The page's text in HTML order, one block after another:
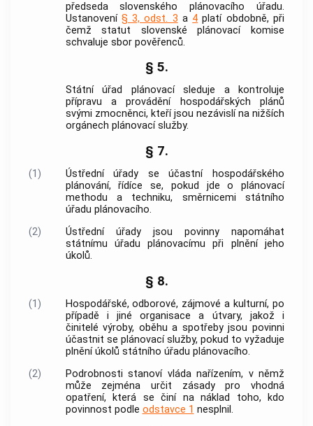
předseda slovenského plánovacího úřadu.
Ustanovení § 3, odst. 3 a 4 platí obdobně, při
čemž statut slovenské plánovací komise
schvaluje sbor pověřenců.
§ 5.
Státní úřad plánovací sleduje a kontroluje
přípravu a provádění hospodářských plánů
svými zmocněnci, kteří jsou nezávislí na nižších
orgánech plánovací služby.
§ 7.
(1)
Ústřední úřady se účastní hospodářského
plánování, řídíce se, pokud jde o plánovací
methodu a techniku, směrnicemi státního
úřadu plánovacího.
(2)
Ústřední úřady jsou povinny napomáhat
státnímu úřadu plánovacímu při plnění jeho
úkolů.
§ 8.
(1)
Hospodářské, odborové, zájmové a kulturní, po
případě i jiné organisace a útvary, jakož i
činitelé výroby, oběhu a spotřeby jsou povinni
účastnit se plánovací služby, pokud to vyžaduje
plnění úkolů státního úřadu plánovacího.
(2)
Podrobnosti stanoví vláda nařízením, v němž
může zejména určit zásady pro vhodná
opatření, která se činí na náklad toho, kdo
povinnost podle odstavce 1 nesplnil.